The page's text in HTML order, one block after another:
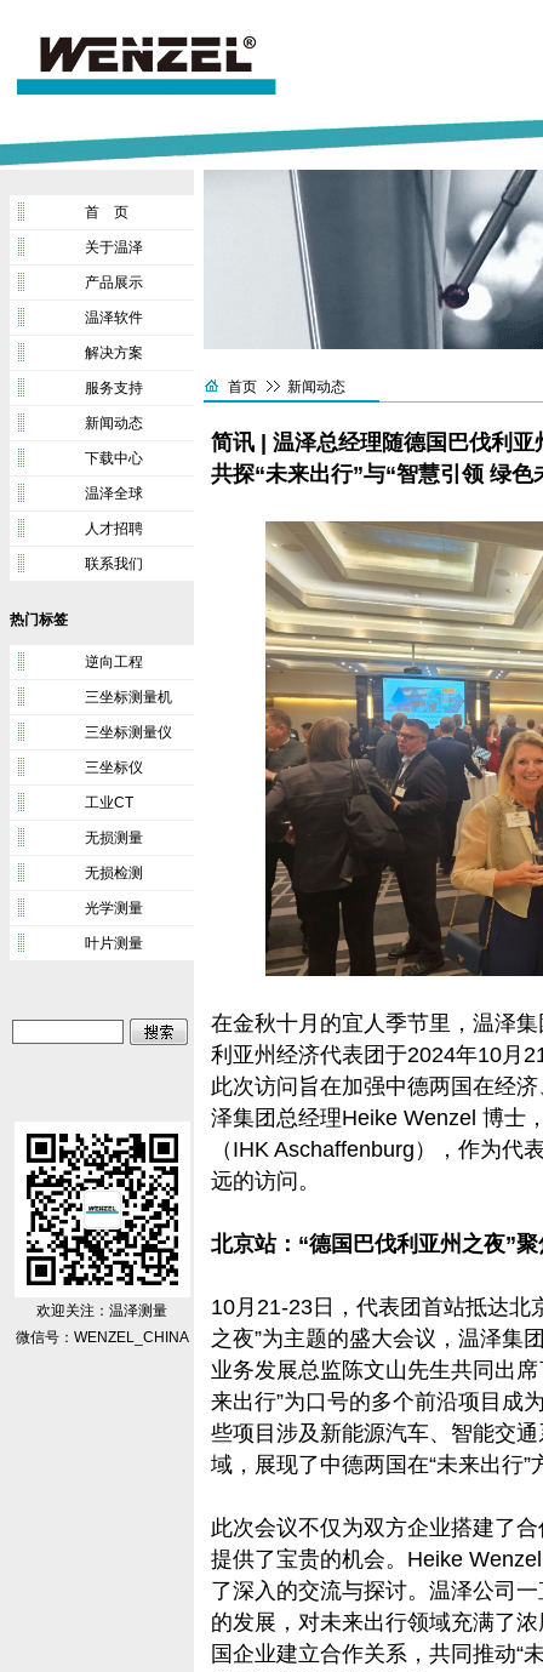
首 页
关于温泽
产品展示
温泽软件
解决方案
服务支持
新闻动态
下载中心
温泽全球
人才招聘
联系我们
热门标签
逆向工程
三坐标测量机
三坐标测量仪
三坐标仪
工业CT
无损测量
无损检测
光学测量
叶片测量
欢迎关注：温泽测量
微信号：WENZEL_CHINA
首页 新闻动态
简讯 | 温泽总经理随德国巴伐利亚
共探“未来出行”与“智慧引领 绿色
在金秋十月的宜人季节里，温泽
利亚州经济代表团于2024年10月
此次访问旨在加强中德两国在经
泽集团总经理Heike Wenzel 博士
（IHK Aschaffenburg），作为代
远的访问。
北京站：“德国巴伐利亚州之夜”
10月21-23日，代表团首站抵达北
之夜”为主题的盛大会议，温泽集
业务发展总监陈文山先生共同出
来出行”为口号的多个前沿项目成
些项目涉及新能源汽车、智能交
域，展现了中德两国在“未来出行
此次会议不仅为双方企业搭建了
提供了宝贵的机会。Heike
了深入的交流与探讨。温泽公司
的发展，对未来出行领域充满了
国企业建立合作关系，共同推动“